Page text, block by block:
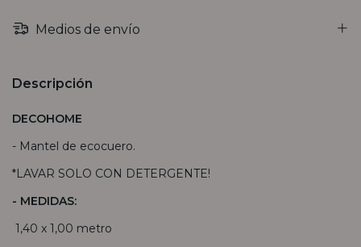
Medios de envío
Descripción
DECOHOME
- Mantel de ecocuero.
*LAVAR SOLO CON DETERGENTE!
- MEDIDAS:
1,40 x 1,00 metro